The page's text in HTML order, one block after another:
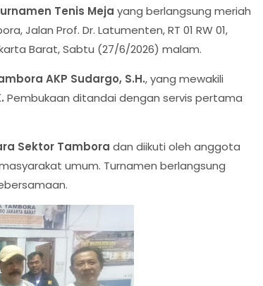
Tenis Meja yang berlangsung meriah
Jalan Prof. Dr. Latumenten, RT 01 RW 01,
Barat, Sabtu (27/6/2026) malam.
AKP Sudargo, S.H., yang mewakili
Pembukaan ditandai dengan servis pertama
Sektor Tambora dan diikuti oleh anggota
umum. Turnamen berlangsung